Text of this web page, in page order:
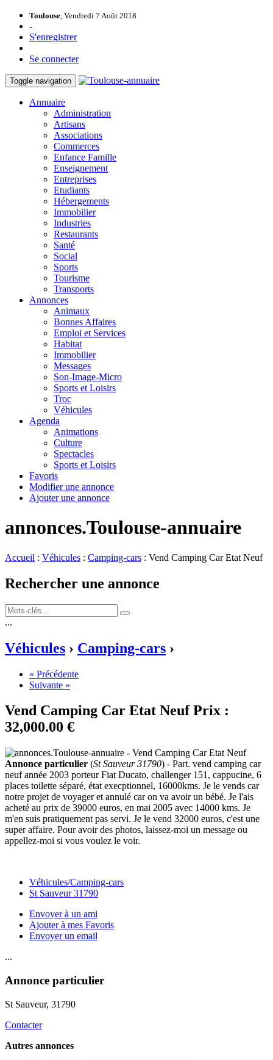
Toulouse, Vendredi 7 Août 2018
-
S'enregistrer
Se connecter
Toggle navigation
Annuaire
Administration
Artisans
Associations
Commerces
Enfance Famille
Enseignement
Entreprises
Etudiants
Hébergements
Immobilier
Industries
Restaurants
Santé
Social
Sports
Tourisme
Transports
Annonces
Animaux
Bonnes Affaires
Emploi et Services
Habitat
Immobilier
Messages
Son-Image-Micro
Sports et Loisirs
Troc
Véhicules
Agenda
Animations
Culture
Spectacles
Sports et Loisirs
Favoris
Modifier une annonce
Ajouter une annonce
annonces.Toulouse-annuaire
Accueil : Véhicules : Camping-cars : Vend Camping Car Etat Neuf
Rechercher une annonce
...
Véhicules › Camping-cars ›
« Précédente
Suivante »
Vend Camping Car Etat NeufPrix :
32,000.00 €
Annonce particulier (St Sauveur 31790) - Part. vend camping car
neuf année 2003 porteur Fiat Ducato, challenger 151, cappucine, 6
places toilette séparé, état execptionnel, 16000kms. Je le vends car
notre projet de voyager et annulé car on va avoir un bébé. Je l'ais
acheté au prix de 39000 euros, en mai 2005 avec 14000 kms. Je
m'en suis pratiquement pas servi. Je le vend 32000 euros, c'est une
super affaire. Pour avoir des photos, laissez-moi un message ou
appellez-moi si vous voulez le voir.
Véhicules/Camping-cars
St Sauveur 31790
Envoyer à un ami
Ajouter à mes Favoris
Envoyer un email
...
Annonce particulier
St Sauveur, 31790
Contacter
Autres annonces